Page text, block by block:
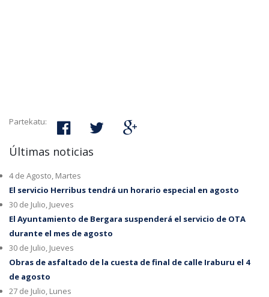
Partekatu:
Últimas noticias
4 de Agosto, Martes
El servicio Herribus tendrá un horario especial en agosto
30 de Julio, Jueves
El Ayuntamiento de Bergara suspenderá el servicio de OTA
durante el mes de agosto
30 de Julio, Jueves
Obras de asfaltado de la cuesta de final de calle Iraburu el 4
de agosto
27 de Julio, Lunes